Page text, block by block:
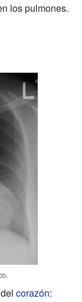
los pulmones.
corazón: